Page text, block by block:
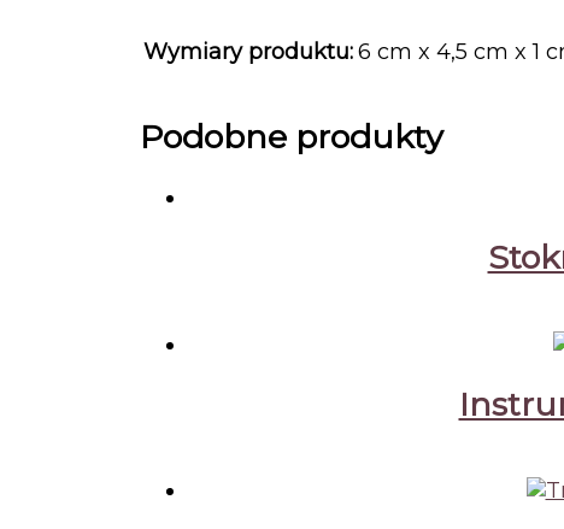
Wymiary produktu:6 cm x 4,5 cm x 1
Podobne produkty